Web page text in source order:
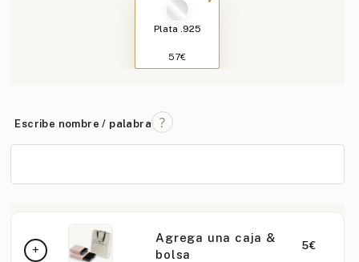
Plata .925
57€
Escribe nombre / palabra
Agrega una caja &
bolsa
5€